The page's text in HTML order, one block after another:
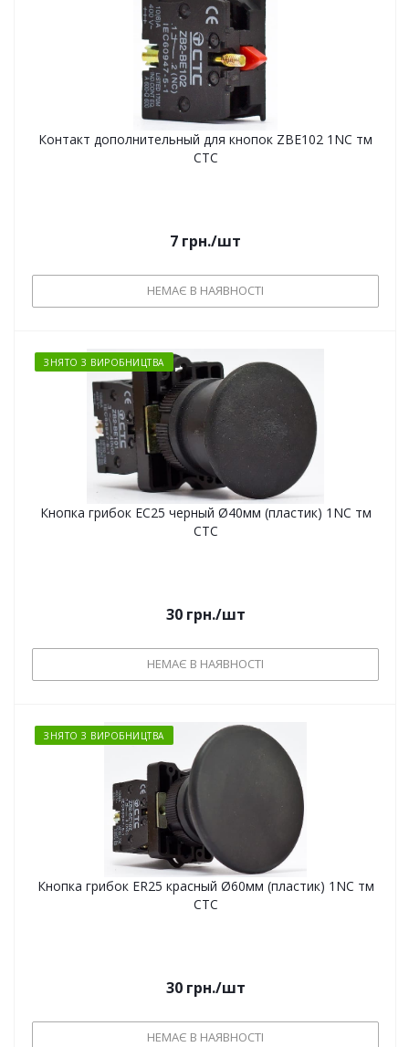
Контакт дополнительный для кнопок ZBE102 1NC тм
СТС
7 грн./шт
НЕМАЄ В НАЯВНОСТІ
ЗНЯТО З ВИРОБНИЦТВА
Кнопка грибок EC25 черный Ø40мм (пластик) 1NC тм
СТС
30грн./шт
НЕМАЄ В НАЯВНОСТІ
ЗНЯТО З ВИРОБНИЦТВА
Кнопка грибок ER25 красный Ø60мм (пластик) 1NC тм
СТС
30грн./шт
НЕМАЄ В НАЯВНОСТІ